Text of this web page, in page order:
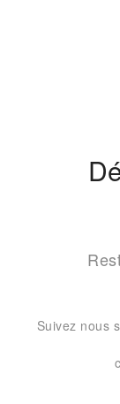
Suivez nous